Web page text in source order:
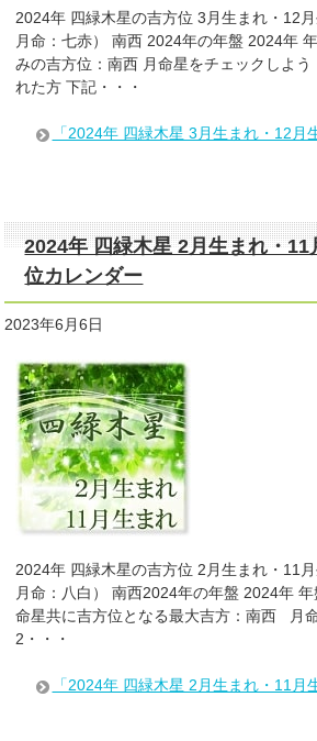
2024年 四緑木星の吉方位 3月生まれ・12月
月命：七赤） 南西 2024年の年盤 2024年
みの吉方位：南西 月命星をチェックしよう
れた方 下記・・・
「2024年 四緑木星 3月生まれ・12月
2024年 四緑木星 2月生まれ・11
位カレンダー
2023年6月6日
2024年 四緑木星の吉方位 2月生まれ・11月
月命：八白） 南西2024年の年盤 2024年
命星共に吉方位となる最大吉方：南西 月
2・・・
「2024年 四緑木星 2月生まれ・11月